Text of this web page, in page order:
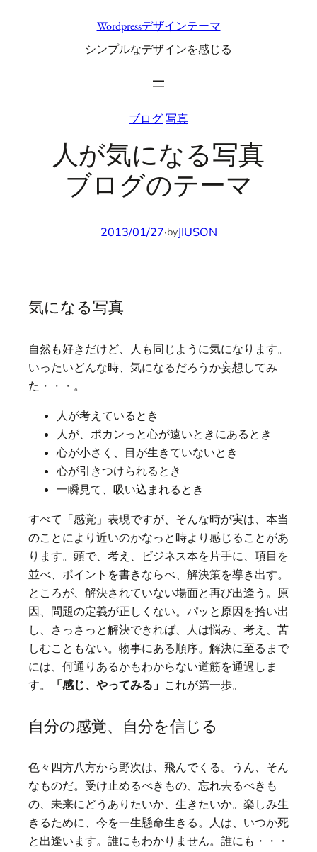
Wordpressデザインテーマ
シンプルなデザインを感じる
ブログ 写真
人が気になる写真
ブログのテーマ
2013/01/27·byJIUSON
気になる写真
自然も好きだけど、人も同じように気になります。
いったいどんな時、気になるだろうか妄想してみ
た・・・。
人が考えているとき
人が、ポカンっと心が遠いときにあるとき
心が小さく、目が生きていないとき
心が引きつけられるとき
一瞬見て、吸い込まれるとき
すべて「感覚」表現ですが、そんな時が実は、本当
のことにより近いのかなっと時より感じることがあ
ります。頭で、考え、ビジネス本を片手に、項目を
並べ、ポイントを書きならべ、解決策を導き出す。
ところが、解決されていない場面と再び出逢う。原
因、問題の定義が正しくない。パッと原因を拾い出
し、さっさっと解決できれば、人は悩み、考え、苦
しむこともない。物事にある順序。解決に至るまで
には、何通りあるかもわからない道筋を通過しま
す。
「感じ、やってみる」 これが第一歩。
自分の感覚、自分を信じる
色々四方八方から野次は、飛んでくる。うん、そん
なものだ。受け止めるべきもの、忘れ去るべきも
の、未来にどうありたいか、生きたいか。楽しみ生
きるために、今を一生懸命生きる。人は、いつか死
と出逢います。誰にもわかりません。誰にも・・・